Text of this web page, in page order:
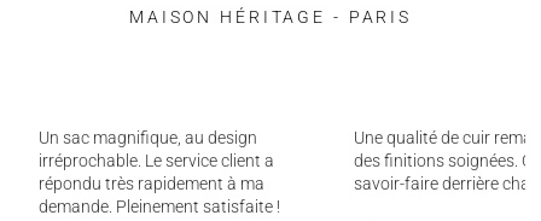
MAISON HÉRITAGE - PARIS
Un sac magnifique, au design
irréprochable. Le service client a
répondu très rapidement à ma
demande. Pleinement satisfaite !
Une qualité de cuir
des finitions soignées.
savoir-faire derrière